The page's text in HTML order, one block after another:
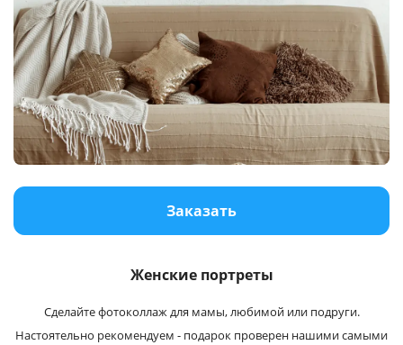
Заказать
Женские портреты
Сделайте фотоколлаж для мамы, любимой или подруги.
Настоятельно рекомендуем - подарок проверен нашими самыми